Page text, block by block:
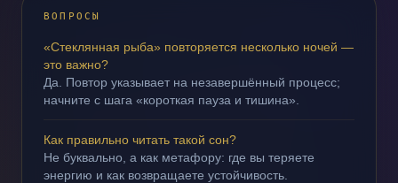
ВОПРОСЫ
«Стеклянная рыба» повторяется несколько ночей —
это важно?
Да. Повтор указывает на незавершённый процесс;
начните с шага «короткая пауза и тишина».
Как правильно читать такой сон?
Не буквально, а как метафору: где вы теряете
энергию и как возвращаете устойчивость.